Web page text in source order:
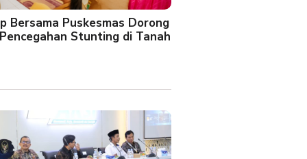
Bersama Puskesmas Dorong
Stunting di Tanah